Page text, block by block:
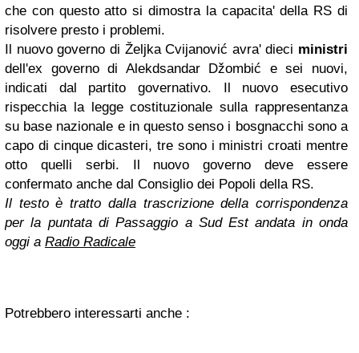
che con questo atto si dimostra la capacita' della RS di
risolvere presto i problemi.
Il nuovo governo di Željka Cvijanović avra' dieci ministri
dell'ex governo di Alekdsandar Džombić e sei nuovi,
indicati dal partito governativo. Il nuovo esecutivo
rispecchia la legge costituzionale sulla rappresentanza
su base nazionale e in questo senso i bosgnacchi sono a
capo di cinque dicasteri, tre sono i ministri croati mentre
otto quelli serbi. Il nuovo governo deve essere
confermato anche dal Consiglio dei Popoli della RS.
Il testo è tratto dalla trascrizione della corrispondenza
per la puntata di Passaggio a Sud Est andata in onda
oggi a Radio Radicale
Potrebbero interessarti anche :